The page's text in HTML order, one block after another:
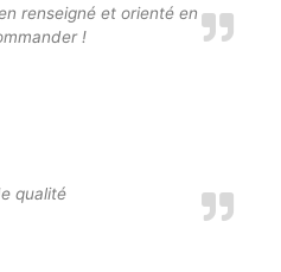
renseigné et orienté en
!
qualité